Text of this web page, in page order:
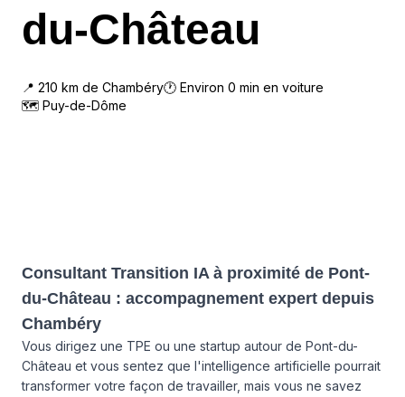
du-Château
📍 210 km de Chambéry🕐 Environ 0 min en voiture
🗺 Puy-de-Dôme
Consultant Transition IA à proximité de Pont-
du-Château : accompagnement expert depuis
Chambéry
Vous dirigez une TPE ou une startup autour de Pont-du-
Château et vous sentez que l'intelligence artificielle pourrait
transformer votre façon de travailler, mais vous ne savez